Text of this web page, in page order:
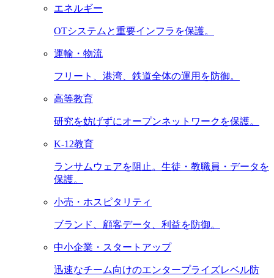
エネルギー
OTシステムと重要インフラを保護。
運輸・物流
フリート、港湾、鉄道全体の運用を防御。
高等教育
研究を妨げずにオープンネットワークを保護。
K-12教育
ランサムウェアを阻止。生徒・教職員・データを
保護。
小売・ホスピタリティ
ブランド、顧客データ、利益を防御。
中小企業・スタートアップ
迅速なチーム向けのエンタープライズレベル防